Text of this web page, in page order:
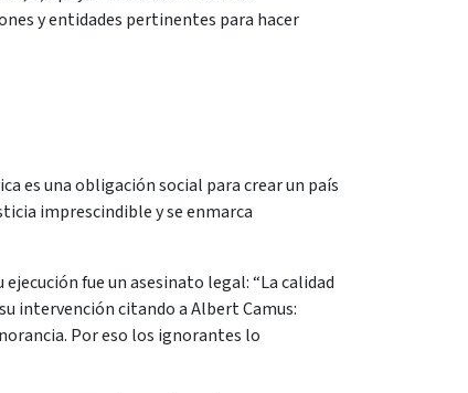
y entidades pertinentes para hacer
es una obligación social para crear un país
imprescindible y se enmarca
fue un asesinato legal: “La calidad
intervención citando a Albert Camus:
Por eso los ignorantes lo